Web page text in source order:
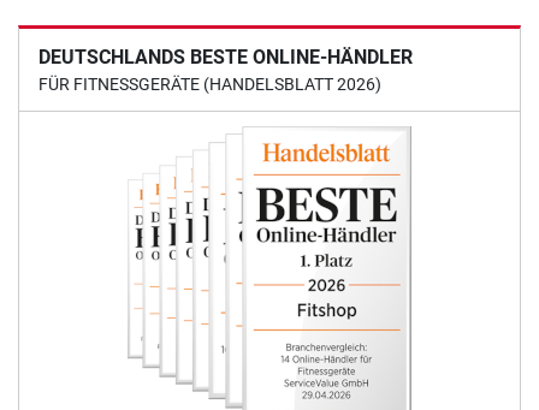
DEUTSCHLANDS BESTE ONLINE-HÄNDLER
FÜR FITNESSGERÄTE (HANDELSBLATT 2026)